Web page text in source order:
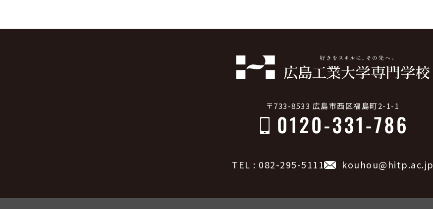
〒733-8533 広島市西区福島町2-1-1
TEL : 082-295-5111 kouhou@hitp.ac.jp